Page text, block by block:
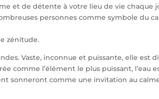
et de détente à votre lieu de vie chaque
personnes comme symbole du
zénitude.
Vaste, inconnue et puissante, elle est
comme l’élément le plus puissant, l’eau
sonneront comme une invitation au